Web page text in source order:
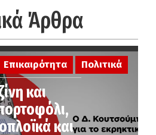
Άρθρα
Επικαιρότητα Πολιτικά
και
και